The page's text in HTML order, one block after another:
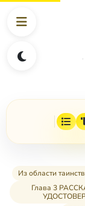
Из области
Глава 3